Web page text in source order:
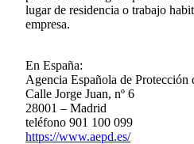
lugar de residencia o trabajo
empresa.
En España:
Agencia Española de
Calle Jorge Juan, nº 6
28001 – Madrid
teléfono 901 100 099
https://www.aepd.es/